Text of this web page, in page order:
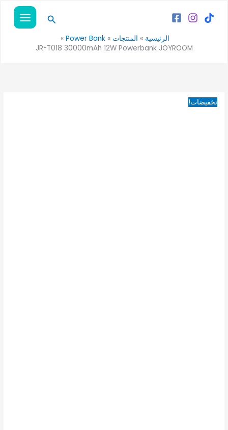
البحث
الرئيسية المنتجات
Power Bank
JR-T018 30000mAh 12W Powerbank JOYROOM
تخفيضات!
الأصلي
1,550EGP.
1,175EGP.
JR-
30000mAh